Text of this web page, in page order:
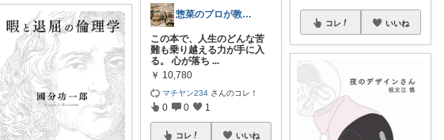
惣菜のプロが教える！映えるキッチングッズ
この本で、人生のどんな苦
難も乗り越える力が手に入
る。 心が落ち ...
￥ 10,780
マチヤン234 さんのコレ！
0 0 1
コレ いいね
コレ いいね